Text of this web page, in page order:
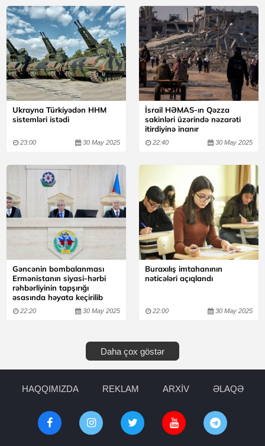
Ukrayna Türkiyədən HHM
sistemləri istədi
23:00 30 May 2025
İsrail HƏMAS-ın Qəzza
sakinləri üzərində nəzarəti
itirdiyinə inanır
22:40 30 May 2025
Gəncənin bombalanması
Ermənistanın siyasi-hərbi
rəhbərliyinin tapşırığı
əsasında həyata keçirilib
22:20 30 May 2025
Buraxılış imtahanının
nəticələri açıqlandı
22:00 30 May 2025
Daha çox göstər
HAQQIMIZDA REKLAM ARXİV ƏLAQƏ